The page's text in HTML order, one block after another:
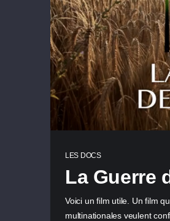
LES DOCS
La Guerre
Voici un film utile. Un film
multinationales veulent